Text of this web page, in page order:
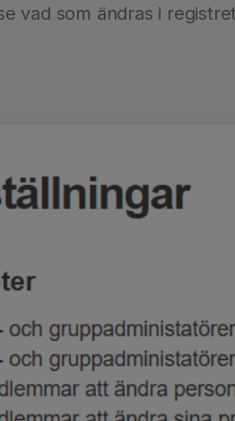
vad som ändras i